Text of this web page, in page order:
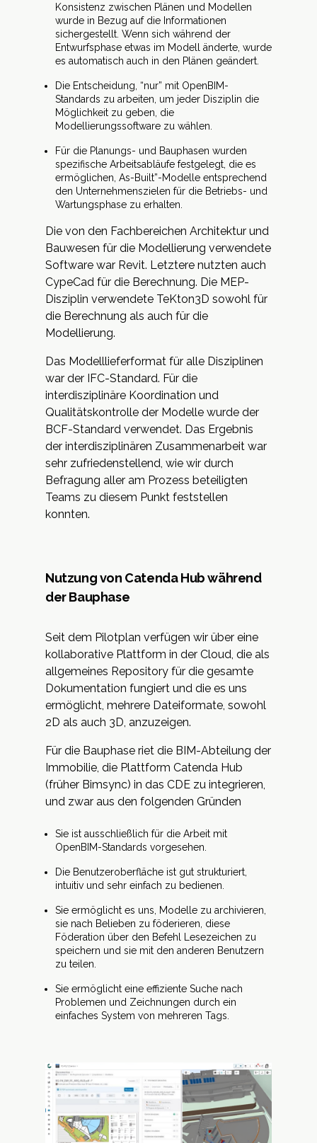
Konsistenz zwischen Plänen und Modellen
wurde in Bezug auf die Informationen
sichergestellt. Wenn sich während der
Entwurfsphase etwas im Modell änderte, wurde
es automatisch auch in den Plänen geändert.
Die Entscheidung, “nur” mit OpenBIM-
Standards zu arbeiten, um jeder Disziplin die
Möglichkeit zu geben, die
Modellierungssoftware zu wählen.
Für die Planungs- und Bauphasen wurden
spezifische Arbeitsabläufe festgelegt, die es
ermöglichen, As-Built”-Modelle entsprechend
den Unternehmenszielen für die Betriebs- und
Wartungsphase zu erhalten.
Die von den Fachbereichen Architektur und
Bauwesen für die Modellierung verwendete
Software war Revit. Letztere nutzten auch
CypeCad für die Berechnung. Die MEP-
Disziplin verwendete TeKton3D sowohl für
die Berechnung als auch für die
Modellierung.
Das Modelllieferformat für alle Disziplinen
war der IFC-Standard. Für die
interdisziplinäre Koordination und
Qualitätskontrolle der Modelle wurde der
BCF-Standard verwendet. Das Ergebnis
der interdisziplinären Zusammenarbeit war
sehr zufriedenstellend, wie wir durch
Befragung aller am Prozess beteiligten
Teams zu diesem Punkt feststellen
konnten.
Nutzung von Catenda Hub während
der Bauphase
Seit dem Pilotplan verfügen wir über eine
kollaborative Plattform in der Cloud, die als
allgemeines Repository für die gesamte
Dokumentation fungiert und die es uns
ermöglicht, mehrere Dateiformate, sowohl
2D als auch 3D, anzuzeigen.
Für die Bauphase riet die BIM-Abteilung der
Immobilie, die Plattform Catenda Hub
(früher Bimsync) in das CDE zu integrieren,
und zwar aus den folgenden Gründen
Sie ist ausschließlich für die Arbeit mit
OpenBIM-Standards vorgesehen.
Die Benutzeroberfläche ist gut strukturiert,
intuitiv und sehr einfach zu bedienen.
Sie ermöglicht es uns, Modelle zu archivieren,
sie nach Belieben zu föderieren, diese
Föderation über den Befehl Lesezeichen zu
speichern und sie mit den anderen Benutzern
zu teilen.
Sie ermöglicht eine effiziente Suche nach
Problemen und Zeichnungen durch ein
einfaches System von mehreren Tags.